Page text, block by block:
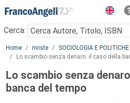
Menu
Cerca:
Main content
Home riviste SOCIOLOGIA E POLITICHE
Lo scambio senza denaro: il caso della
Lo scambio senza
banca del tempo